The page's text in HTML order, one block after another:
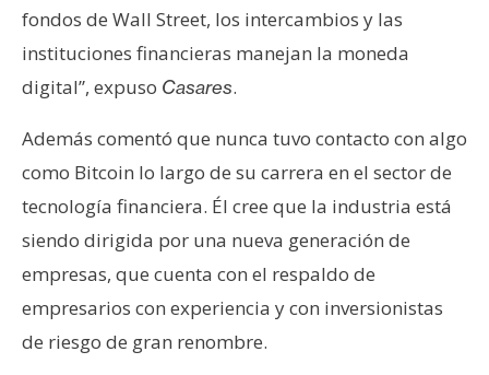
t
o
y
u
b
c
i
d
a
d
fondos de Wall Street, los intercambios y las
instituciones financieras manejan la moneda
digital”, expuso Casares.
Además comentó que nunca tuvo contacto con algo
como Bitcoin lo largo de su carrera en el sector de
tecnología financiera. Él cree que la industria está
siendo dirigida por una nueva generación de
empresas, que cuenta con el respaldo de
empresarios con experiencia y con inversionistas
de riesgo de gran renombre.